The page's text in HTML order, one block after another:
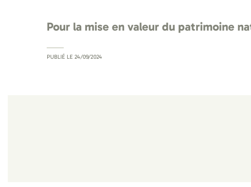
Pour la mise en valeur du patrimoine
PUBLIÉ LE 24/09/2024